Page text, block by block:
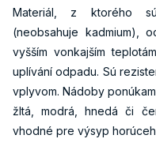
Materiál, z ktorého
(neobsahuje kadmium),
vyšším vonkajším
uplívání odpadu. Sú
vplyvom. Nádoby
žltá, modrá, hnedá či
vhodné pre výsyp